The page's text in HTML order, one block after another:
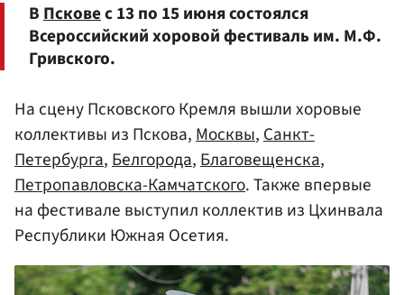
ВПсковес 13 по 15 июня состоялся
Всероссийский хоровой фестиваль им. М.Ф.
Гривского.
На сцену Псковского Кремля вышли хоровые
коллективы из Пскова,Москвы,Санкт-
Петербурга,Белгорода,Благовещенска,
Петропавловска-Камчатского. Также впервые
на фестивале выступил коллектив из Цхинвала
Республики Южная Осетия.